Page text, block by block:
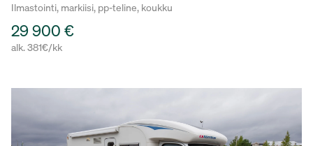
Ilmastointi, markiisi, pp-teline, koukku
29 900 €
alk. 381€/kk